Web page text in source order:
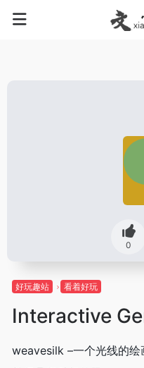
0
好玩趣站 看着好玩
Interactive
weavesilk –一个光线的